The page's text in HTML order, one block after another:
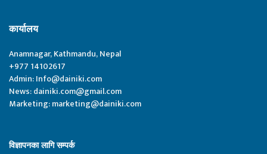
कार्यालय
Anamnagar, Kathmandu, Nepal
+977 14102617
Admin:Info@dainiki.com
News:dainiki.com@gmail.com
Marketing:marketing@dainiki.com
विज्ञापनका लागि सम्पर्क